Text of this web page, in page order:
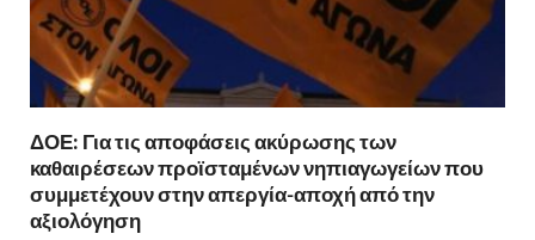
ΔΟΕ: Για τις αποφάσεις ακύρωσης των
καθαιρέσεων προϊσταμένων νηπιαγωγείων που
συμμετέχουν στην απεργία-αποχή από την
αξιολόγηση